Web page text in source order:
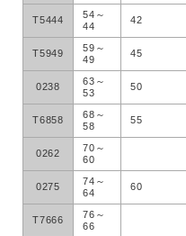
T5444
54～
44
42
T5949
59～
49
45
0238
63～
53
50
T6858
68～
58
55
0262
70～
60
0275
74～
64
60
T7666
76～
66